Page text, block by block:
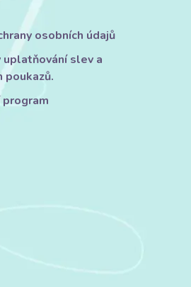
osobních údajů
uplatňování slev a
poukazů.